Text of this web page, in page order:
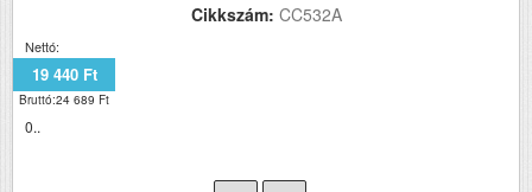
Cikkszám: CC532A
Nettó:
19 440 Ft
Bruttó:24 689 Ft
0..